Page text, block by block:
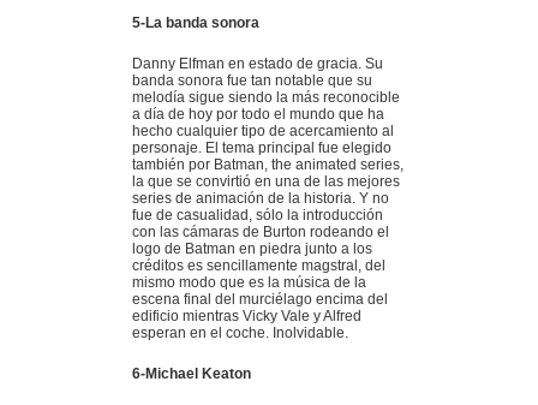
5-La banda sonora
Danny Elfman en estado de gracia. Su
banda sonora fue tan notable que su
melodía sigue siendo la más reconocible
a día de hoy por todo el mundo que ha
hecho cualquier tipo de acercamiento al
personaje. El tema principal fue elegido
también por Batman, the animated series,
la que se convirtió en una de las mejores
series de animación de la historia. Y no
fue de casualidad, sólo la introducción
con las cámaras de Burton rodeando el
logo de Batman en piedra junto a los
créditos es sencillamente magstral, del
mismo modo que es la música de la
escena final del murciélago encima del
edificio mientras Vicky Vale y Alfred
esperan en el coche. Inolvidable.
6-Michael Keaton